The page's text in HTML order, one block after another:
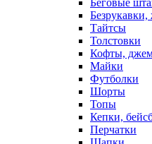
Беговые
Тайтсы
Толстовки
Кофты,
Майки
Футболки
Шорты
Топы
Кепки,
Перчатки